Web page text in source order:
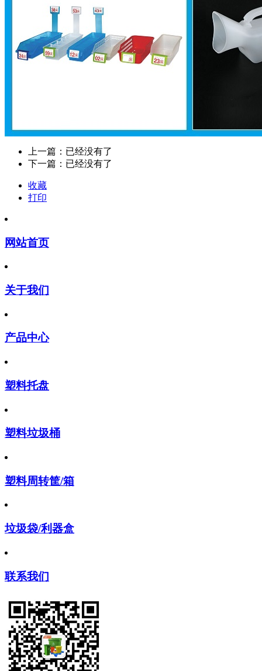
上一篇：已经没有了
下一篇：已经没有了
收藏
打印
网站首页
关于我们
产品中心
塑料托盘
塑料垃圾桶
塑料周转筐/箱
垃圾袋/利器盒
联系我们